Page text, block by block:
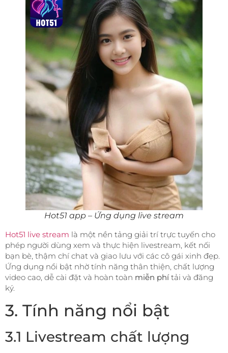
Hot51 app – Ứng dụng live stream
Hot51 live stream là một nền tảng giải trí trực tuyến cho
phép người dùng xem và thực hiện livestream, kết nối
bạn bè, thậm chí chat và giao lưu với các cô gái xinh đẹp.
Ứng dụng nổi bật nhờ tính năng thân thiện, chất lượng
video cao, dễ cài đặt và hoàn toàn miễn phí tải và đăng
ký.
3. Tính năng nổi bật
3.1 Livestream chất lượng